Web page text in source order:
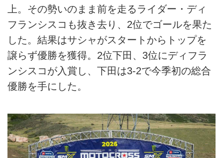
上。その勢いのまま前を走るライダー・ディ
フランシスコも抜き去り、2位でゴールを果た
した。結果はサシャがスタートからトップを
譲らず優勝を獲得。2位下田、3位にディフラ
ンシスコが入賞し、下田は3-2で今季初の総合
優勝を手にした。